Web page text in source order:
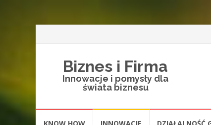
Biznes i Firma
Innowacje i pomysły dla
świata biznesu
KNOW HOW INNOWACJE DZIAŁALNOŚĆ